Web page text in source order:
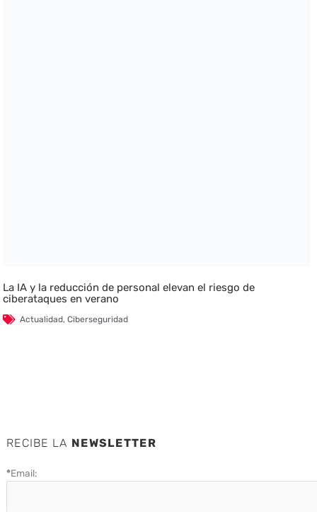
La IA y la reducción de personal elevan el riesgo de
ciberataques en verano
Actualidad,Ciberseguridad
RECIBE LA NEWSLETTER
*Email: